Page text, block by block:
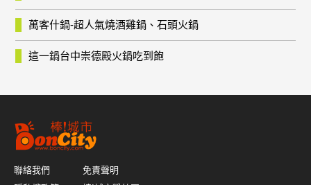
萬客什鍋-超人氣燒酒雞鍋、石頭火鍋
這一鍋台中崇德殿火鍋吃到飽
聯絡我們
免責聲明